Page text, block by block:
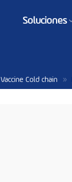
Soluciones
Vaccine Cold chain »